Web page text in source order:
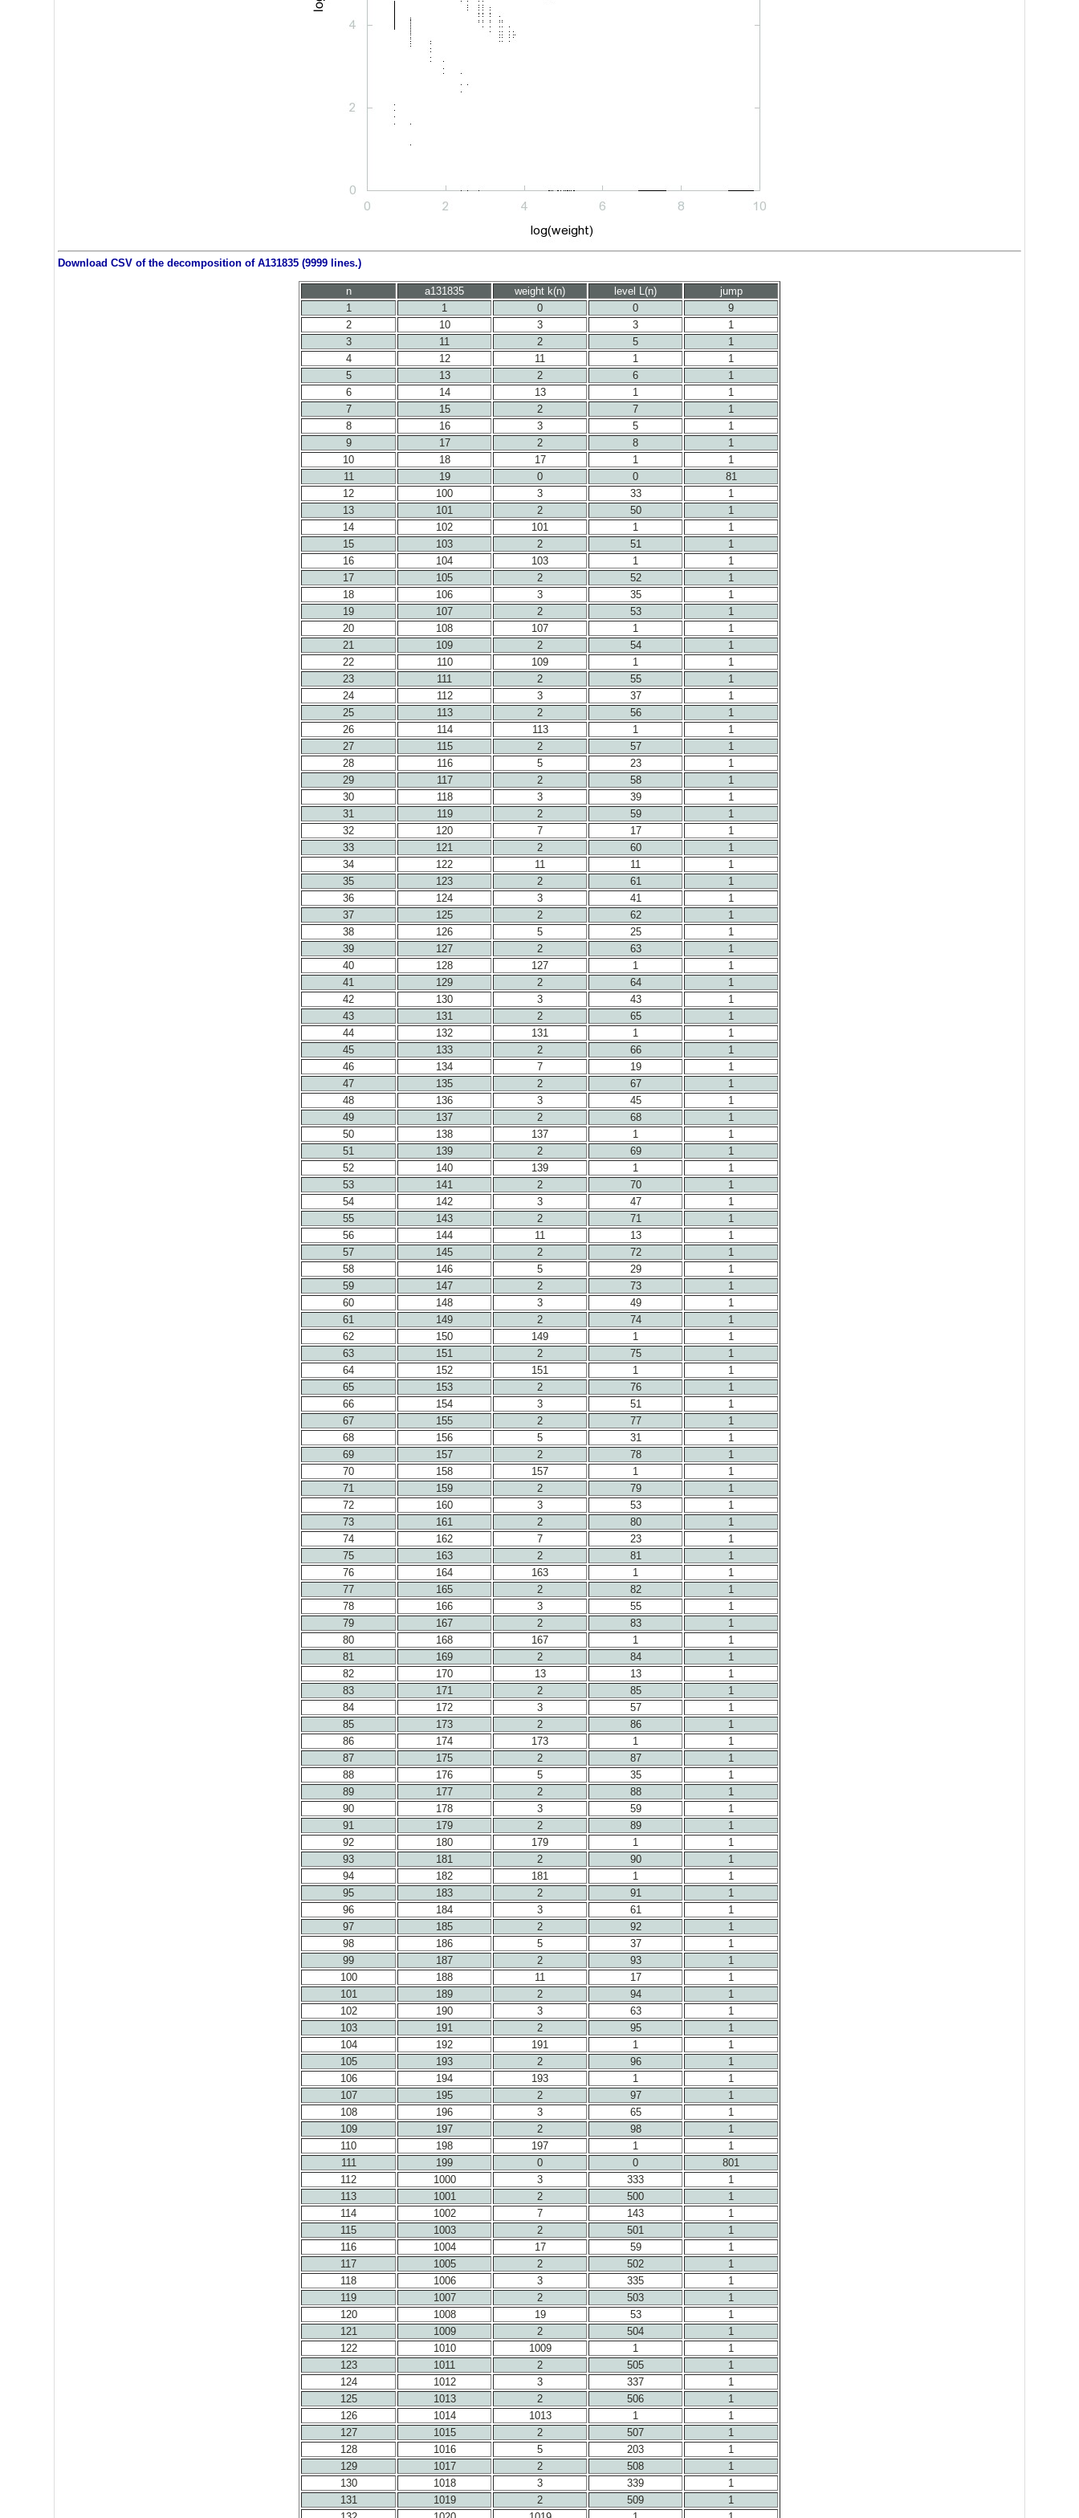
Download CSV of the decomposition of A131835 (9999 lines.)
n a131835 weight k(n) level L(n)
jump
1
1 0 0
9
2
10 3 3
1
3
11 2 5
1
4
12 11 1
1
5
13 2 6
1
6
14 13 1
1
7
15 2 7
1
8
16 3 5
1
9
17 2 8
1
10
18 17 1
1
11
19 0 0
81
12
100 3 33
1
13
101 2 50
1
14
102 101 1
1
15
103 2 51
1
16
104 103 1
1
17
105 2 52
1
18
106 3 35
1
19
107 2 53
1
20
108 107 1
1
21
109 2 54
1
22
110 109 1
1
23
111 2 55
1
24
112 3 37
1
25
113 2 56
1
26
114 113 1
1
27
115 2 57
1
28
116 5 23
1
29
117 2 58
1
30
118 3 39
1
31
119 2 59
1
32
120 7 17
1
33
121 2 60
1
34
122 11 11
1
35
123 2 61
1
36
124 3 41
1
37
125 2 62
1
38
126 5 25
1
39
127 2 63
1
40
128 127 1
1
41
129 2 64
1
42
130 3 43
1
43
131 2 65
1
44
132 131 1
1
45
133 2 66
1
46
134 7 19
1
47
135 2 67
1
48
136 3 45
1
49
137 2 68
1
50
138 137 1
1
51
139 2 69
1
52
140 139 1
1
53
141 2 70
1
54
142 3 47
1
55
143 2 71
1
56
144 11 13
1
57
145 2 72
1
58
146 5 29
1
59
147 2 73
1
60
148 3 49
1
61
149 2 74
1
62
150 149 1
1
63
151 2 75
1
64
152 151 1
1
65
153 2 76
1
66
154 3 51
1
67
155 2 77
1
68
156 5 31
1
69
157 2 78
1
70
158 157 1
1
71
159 2 79
1
72
160 3 53
1
73
161 2 80
1
74
162 7 23
1
75
163 2 81
1
76
164 163 1
1
77
165 2 82
1
78
166 3 55
1
79
167 2 83
1
80
168 167 1
1
81
169 2 84
1
82
170 13 13
1
83
171 2 85
1
84
172 3 57
1
85
173 2 86
1
86
174 173 1
1
87
175 2 87
1
88
176 5 35
1
89
177 2 88
1
90
178 3 59
1
91
179 2 89
1
92
180 179 1
1
93
181 2 90
1
94
182 181 1
1
95
183 2 91
1
96
184 3 61
1
97
185 2 92
1
98
186 5 37
1
99
187 2 93
1
100
188 11 17
1
101
189 2 94
1
102
190 3 63
1
103
191 2 95
1
104
192 191 1
1
105
193 2 96
1
106
194 193 1
1
107
195 2 97
1
108
196 3 65
1
109
197 2 98
1
110
198 197 1
1
111
199 0 0
801
112
1000 3 333
1
113
1001 2 500
1
114
1002 7 143
1
115
1003 2 501
1
116
1004 17 59
1
117
1005 2 502
1
118
1006 3 335
1
119
1007 2 503
1
120
1008 19 53
1
121
1009 2 504
1
122
1010 1009 1
1
123
1011 2 505
1
124
1012 3 337
1
125
1013 2 506
1
126
1014 1013 1
1
127
1015 2 507
1
128
1016 5 203
1
129
1017 2 508
1
130
1018 3 339
1
131
1019 2 509
1